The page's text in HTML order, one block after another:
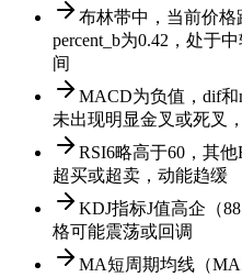
布林带中，当前价格
percent_b为0.42，处于
间
MACD为负值，dif和
未出现明显金叉或死叉
RSI6略高于60，其
超买或超卖，动能趋缓
KDJ指标J值高企（
格可能震荡或回调
MA短周期均线（